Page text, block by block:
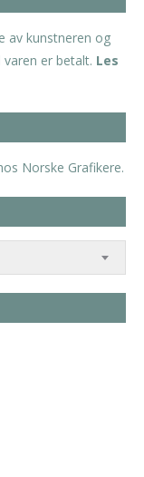
av kunstneren og
er betalt. Les
Norske Grafikere.